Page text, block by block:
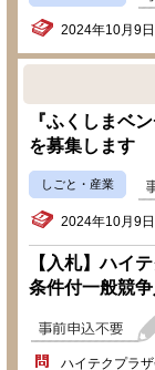
2024年10月9
『ふくしまベ
を募集します
しごと・産業
2024年10月9
【入札】ハイ
条件付一般競
ハイテクプラ